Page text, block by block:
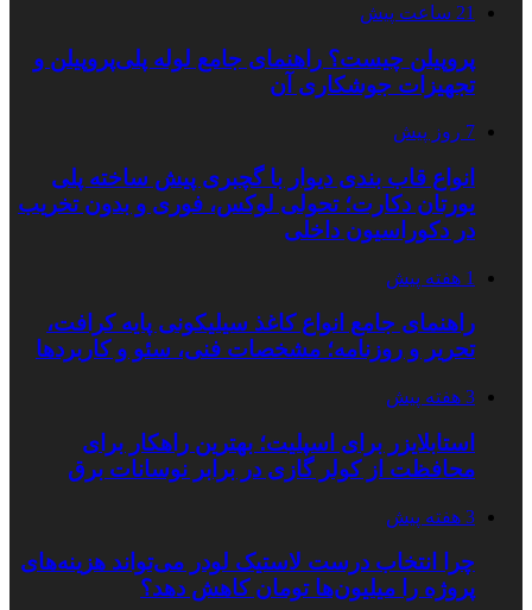
21 ساعت پیش
پروپیلن چیست؟ راهنمای جامع لوله پلی‌پروپیلن و
تجهیزات جوشکاری آن
7 روز پیش
انواع قاب بندی دیوار با گچبری پیش ساخته پلی
یورتان دکارت؛ تحولی لوکس، فوری و بدون تخریب
در دکوراسیون داخلی
1 هفته پیش
راهنمای جامع انواع کاغذ سیلیکونی پایه کرافت،
تحریر و روزنامه؛ مشخصات فنی، سئو و کاربردها
3 هفته پیش
استابلایزر برای اسپلیت؛ بهترین راهکار برای
محافظت از کولر گازی در برابر نوسانات برق
3 هفته پیش
چرا انتخاب درست لاستیک لودر می‌تواند هزینه‌های
پروژه را میلیون‌ها تومان کاهش دهد؟